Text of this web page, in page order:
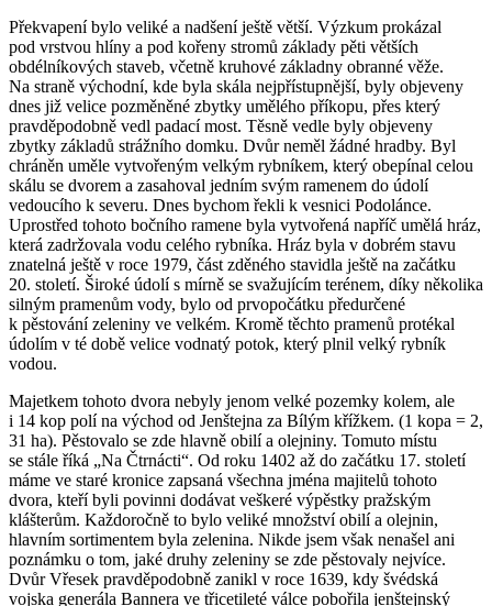
Překvapení bylo veliké a nadšení ještě větší. Výzkum prokázal
pod vrstvou hlíny a pod kořeny stromů základy pěti větších
obdélníkových staveb, včetně kruhové základny obranné věže.
Na straně východní, kde byla skála nejpřístupnější, byly objeveny
dnes již velice pozměněné zbytky umělého příkopu, přes který
pravděpodobně vedl padací most. Těsně vedle byly objeveny
zbytky základů strážního domku. Dvůr neměl žádné hradby. Byl
chráněn uměle vytvořeným velkým rybníkem, který obepínal celou
skálu se dvorem a zasahoval jedním svým ramenem do údolí
vedoucího k severu. Dnes bychom řekli k vesnici Podolánce.
Uprostřed tohoto bočního ramene byla vytvořená napříč umělá hráz,
která zadržovala vodu celého rybníka. Hráz byla v dobrém stavu
znatelná ještě v roce 1979, část zděného stavidla ještě na začátku
20. století. Široké údolí s mírně se svažujícím terénem, díky několika
silným pramenům vody, bylo od prvopočátku předurčené
k pěstování zeleniny ve velkém. Kromě těchto pramenů protékal
údolím v té době velice vodnatý potok, který plnil velký rybník
vodou.
Majetkem tohoto dvora nebyly jenom velké pozemky kolem, ale
i 14 kop polí na východ od Jenštejna za Bílým křížkem. (1 kopa = 2,
31 ha). Pěstovalo se zde hlavně obilí a olejniny. Tomuto místu
se stále říká „Na Čtrnácti“. Od roku 1402 až do začátku 17. století
máme ve staré kronice zapsaná všechna jména majitelů tohoto
dvora, kteří byli povinni dodávat veškeré výpěstky pražským
klášterům. Každoročně to bylo veliké množství obilí a olejnin,
hlavním sortimentem byla zelenina. Nikde jsem však nenašel ani
poznámku o tom, jaké druhy zeleniny se zde pěstovaly nejvíce.
Dvůr Vřesek pravděpodobně zanikl v roce 1639, kdy švédská
vojska generála Bannera ve třicetileté válce pobořila jenštejnský